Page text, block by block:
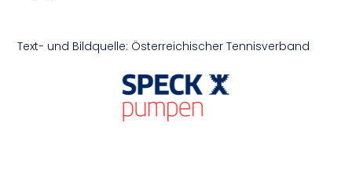
Text- und Bildquelle: Österreichischer Tennisverband